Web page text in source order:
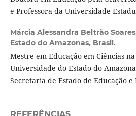
e Professora da Universidade
Márcia Alessandra Beltrão
Estado do Amazonas, Brasil.
Mestre em Educação em Ciências
Universidade do Estado do
Secretaria de Estado de Educação e